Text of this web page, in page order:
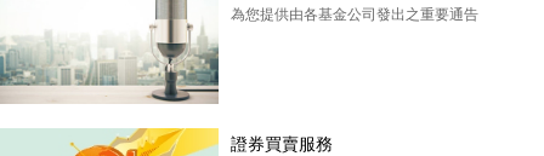
為您提供由各基金公司發出之重要通告
證券買賣服務